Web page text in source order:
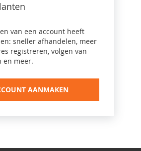
van een account heeft
sneller afhandelen, meer
registreren, volgen van
en meer.
AANMAKEN